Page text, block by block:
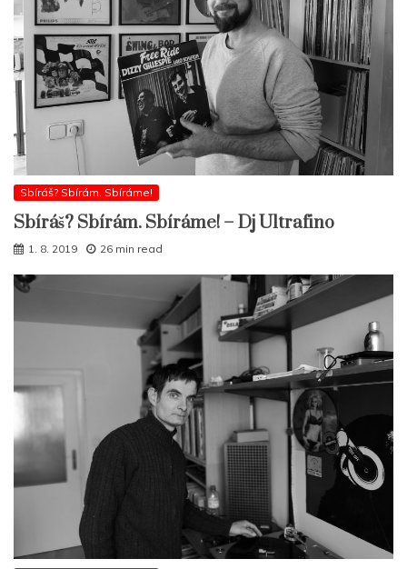
Sbíráš? Sbírám. Sbíráme!
Sbíráš? Sbírám. Sbíráme! – Dj Ultrafino
1. 8. 2019 26 min read